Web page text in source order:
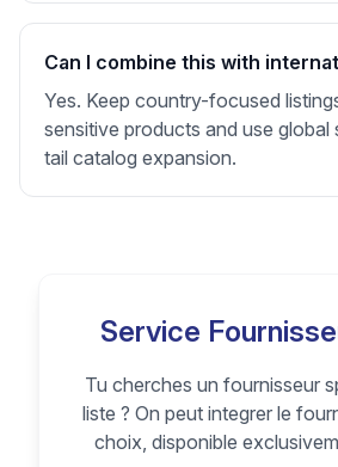
Can I combine this with
Yes. Keep country-focused
sensitive products and use global
tail catalog expansion.
Service
Tu cherches un fournisseur
liste ? On peut integrer le
choix, disponible